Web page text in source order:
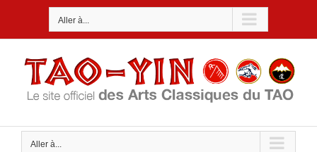
Aller à...
Aller à...